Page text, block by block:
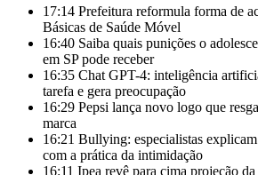
17:14 Prefeitura reformula forma de
Básicas de Saúde Móvel
16:40 Saiba quais punições o
em SP pode receber
16:35 Chat GPT-4: inteligência
tarefa e gera preocupação
16:29 Pepsi lança novo logo que
marca
16:21 Bullying: especialistas
com a prática da intimidação
16:11 Ipea revê para cima projeção